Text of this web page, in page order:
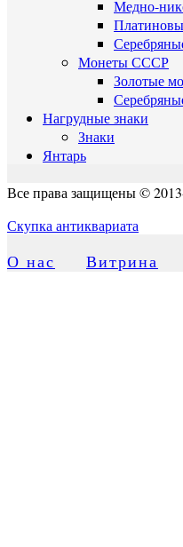
Медно-
Монеты СССР
Золотые
Нагрудные знаки
Знаки
Янтарь
Все права защищены ©
Скупка антиквариата
О нас Витрина